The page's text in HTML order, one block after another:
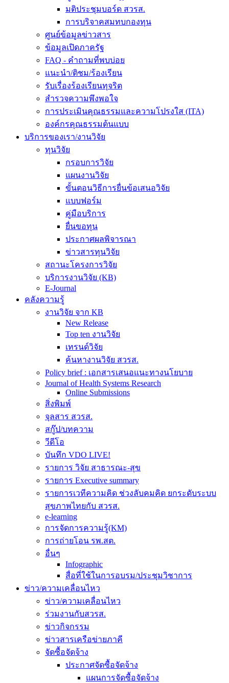
มติประชุมบอร์ด สวรส.
การบริจาคสมทบกองทุน
ศูนย์ข้อมูลข่าวสาร
ข้อมูลเปิดภาครัฐ
FAQ - คำถามที่พบบ่อย
แนะนำ/ติชม/ร้องเรียน
รับเรื่องร้องเรียนทุจริต
สำรวจความพึงพอใจ
การประเมินคุณธรรมและความโปรงใส (ITA)
องค์กรคุณธรรมต้นแบบ
บริการของเรา/งานวิจัย
ทุนวิจัย
กรอบการวิจัย
แผนงานวิจัย
ขั้นตอนวิธีการยื่นข้อเสนอวิจัย
แบบฟอร์ม
คู่มือบริการ
ยื่นขอทุน
ประกาศผลพิจารณา
ข่าวสารทุนวิจัย
สถานะโครงการวิจัย
บริการงานวิจัย (KB)
E-Journal
คลังความรู้
งานวิจัย จาก KB
New Release
Top ten งานวิจัย
เทรนด์วิจัย
ค้นหางานวิจัย สวรส.
Policy brief : เอกสารเสนอแนะทางนโยบาย
Journal of Health Systems Research
Online Submissions
สิ่งพิมพ์
จุลสาร สวรส.
สกู๊ป/บทความ
วีดีโอ
บันทึก VDO LIVE!
รายการ วิจัย สาธารณะ-สุข
รายการ Executive summary
รายการเวทีความคิด ช่วงลับคมคิด ยกระดับระบบ
สุขภาพไทยกับ สวรส.
e-learning
การจัดการความรู้(KM)
การถ่ายโอน รพ.สต.
อื่นๆ
Infographic
สื่อที่ใช้ในการอบรม/ประชุมวิชาการ
ข่าว/ความเคลื่อนไหว
ข่าว/ความเคลื่อนไหว
ร่วมงานกับสวรส.
ข่าวกิจกรรม
ข่าวสารเครือข่ายภาคี
จัดซื้อจัดจ้าง
ประกาศจัดซื้อจัดจ้าง
แผนการจัดซื้อจัดจ้าง